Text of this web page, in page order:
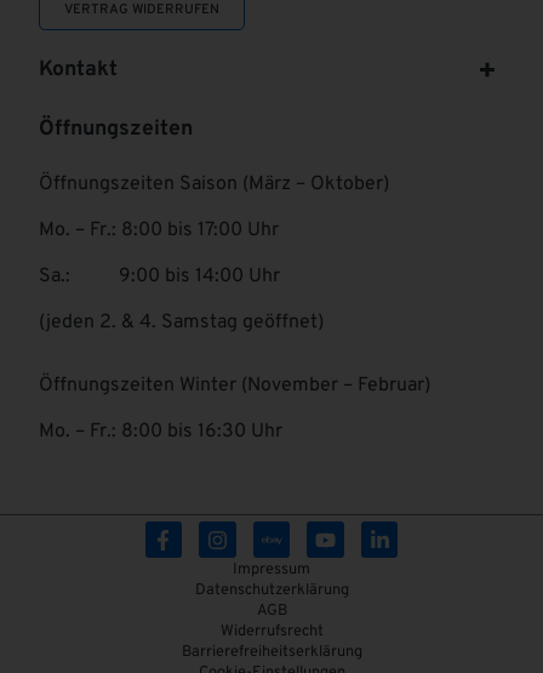
VERTRAG WIDERRUFEN
Kontakt
Öffnungszeiten
Öffnungszeiten Saison (März – Oktober)
Mo. – Fr.: 8:00 bis 17:00 Uhr
Sa.: 9:00 bis 14:00 Uhr
(jeden 2. & 4. Samstag geöffnet)
Öffnungszeiten Winter (November – Februar)
Mo. – Fr.: 8:00 bis 16:30 Uhr
Impressum
Datenschutzerklärung
AGB
Widerrufsrecht
Barrierefreiheitserklärung